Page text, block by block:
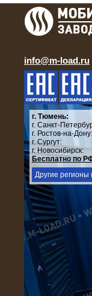
info@m-load.ru
г. Тюмень:
г. Санкт-
г. Ростов-на-Дону:
г. Сургут:
г. Новосибирск:
Бесплатно по
Другие регионы